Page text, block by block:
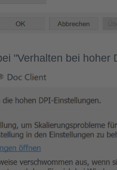
"Verhalten bei